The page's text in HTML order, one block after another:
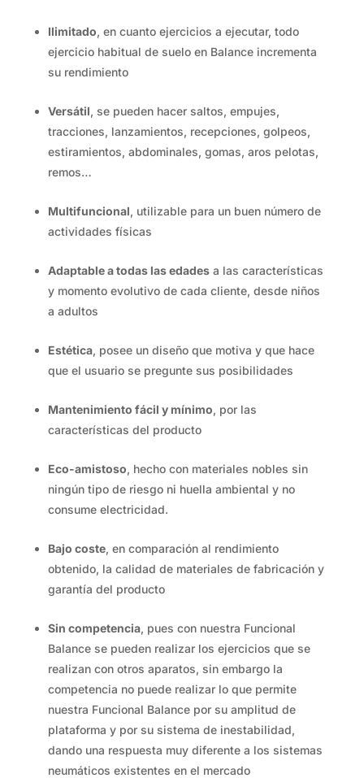
Ilimitado, en cuanto ejercicios a ejecutar, todo
ejercicio habitual de suelo en Balance incrementa
su rendimiento
Versátil, se pueden hacer saltos, empujes,
tracciones, lanzamientos, recepciones, golpeos,
estiramientos, abdominales, gomas, aros pelotas,
remos…
Multifuncional, utilizable para un buen número de
actividades físicas
Adaptable a todas las edadesa las características
y momento evolutivo de cada cliente, desde niños
a adultos
Estética, posee un diseño que motiva y que hace
que el usuario se pregunte sus posibilidades
Mantenimiento fácil y mínimo, por las
características del producto
Eco-amistoso, hecho con materiales nobles sin
ningún tipo de riesgo ni huella ambiental y no
consume electricidad.
Bajo coste, en comparación al rendimiento
obtenido, la calidad de materiales de fabricación y
garantía del producto
Sin competencia, pues con nuestra Funcional
Balance se pueden realizar los ejercicios que se
realizan con otros aparatos, sin embargo la
competencia no puede realizar lo que permite
nuestra Funcional Balance por su amplitud de
plataforma y por su sistema de inestabilidad,
dando una respuesta muy diferente a los sistemas
neumáticos existentes en el mercado